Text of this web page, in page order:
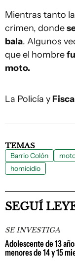
Mientras tanto
crimen, donde
bala. Algunos
que el hombre
moto.
La Policía y
TEMAS
Barrio Colón
homicidio
SEGUÍ
SE INVESTIGA
Adolescente de 13
menores de 14 y 15